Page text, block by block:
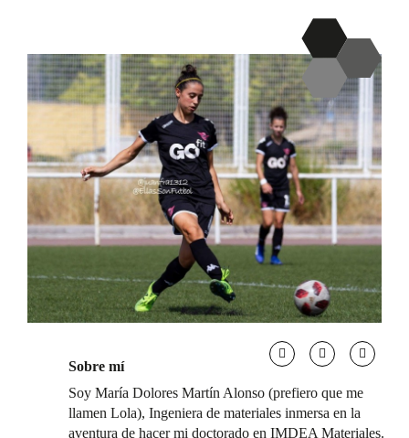
Sobre mí
Soy María Dolores Martín Alonso (prefiero que me
llamen Lola), Ingeniera de materiales inmersa en la
aventura de hacer mi doctorado en IMDEA Materiales.